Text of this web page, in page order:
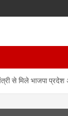
से मिले भाजपा